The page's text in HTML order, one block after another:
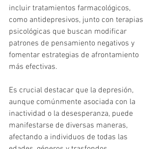
incluir tratamientos farmacológicos,
como antidepresivos, junto con terapias
psicológicas que buscan modificar
patrones de pensamiento negativos y
fomentar estrategias de afrontamiento
más efectivas.
Es crucial destacar que la depresión,
aunque comúnmente asociada con la
inactividad o la desesperanza, puede
manifestarse de diversas maneras,
afectando a individuos de todas las